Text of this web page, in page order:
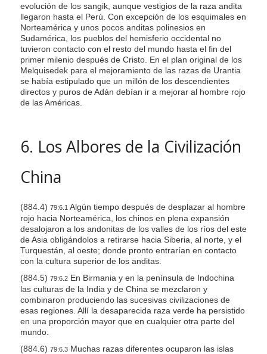
evolución de los sangik, aunque vestigios de la raza andita
llegaron hasta el Perú. Con excepción de los esquimales en
Norteamérica y unos pocos anditas polinesios en
Sudamérica, los pueblos del hemisferio occidental no
tuvieron contacto con el resto del mundo hasta el fin del
primer milenio después de Cristo. En el plan original de los
Melquisedek para el mejoramiento de las razas de Urantia
se había estipulado que un millón de los descendientes
directos y puros de Adán debían ir a mejorar al hombre rojo
de las Américas.
6. Los Albores de la Civilización
China
(884.4) 79:6.1 Algún tiempo después de desplazar al hombre
rojo hacia Norteamérica, los chinos en plena expansión
desalojaron a los andonitas de los valles de los ríos del este
de Asia obligándolos a retirarse hacia Siberia, al norte, y el
Turquestán, al oeste; donde pronto entrarían en contacto
con la cultura superior de los anditas.
(884.5) 79:6.2En Birmania y en la península de Indochina
las culturas de la India y de China se mezclaron y
combinaron produciendo las sucesivas civilizaciones de
esas regiones. Allí la desaparecida raza verde ha persistido
en una proporción mayor que en cualquier otra parte del
mundo.
(884.6) 79:6.3Muchas razas diferentes ocuparon las islas